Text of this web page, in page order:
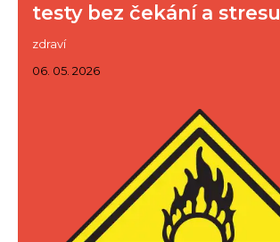
testy bez čekání a stresu
zdraví
06. 05. 2026